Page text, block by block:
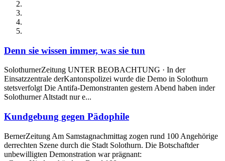
Denn sie wissen immer, was sie tun
SolothurnerZeitung UNTER BEOBACHTUNG · In der
Einsatzzentrale derKantonspolizei wurde die Demo in Solothurn
stetsverfolgt Die Antifa-Demonstranten gestern Abend haben inder
Solothurner Altstadt nur e...
Kundgebung gegen Pädophile
BernerZeitung Am Samstagnachmittag zogen rund 100 Angehörige
derrechten Szene durch die Stadt Solothurn. Die Botschaftder
unbewilligten Demonstration war prägnant: